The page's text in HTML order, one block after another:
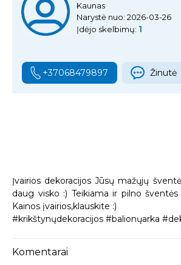
Kaunas
Narystė nuo: 2026-03-26
Įdėjo skelbimų: 1
+37068479897 Žinutė
Įvairios dekoracijos Jūsų mažųjų
daug visko :) Teikiama ir pilno
Kainos įvairios,klauskite :)
#krikštynųdekoracijos #balionųarka
Komentarai